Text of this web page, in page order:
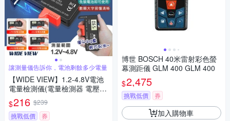
讓測量儀告訴你，電池剩餘多少電量
【WIDE VIEW】1.2-4.8V電池
電量檢測儀(電量檢測器 電壓測
量器 電池電壓 測電儀/BT-168P
RO)
$216 $239
挑戰低價
券
博世 BOSCH 40米雷射彩色螢
幕測距儀 GLM 400 GLM 400
$2,475
挑戰低價 券
加入購物車